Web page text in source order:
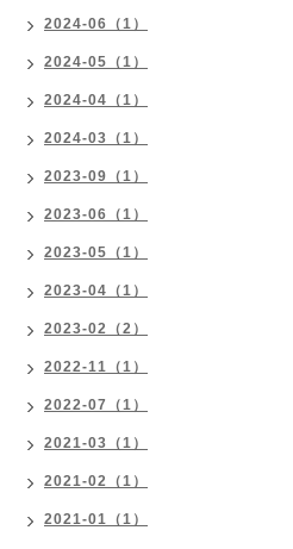
2024-06（1）
2024-05（1）
2024-04（1）
2024-03（1）
2023-09（1）
2023-06（1）
2023-05（1）
2023-04（1）
2023-02（2）
2022-11（1）
2022-07（1）
2021-03（1）
2021-02（1）
2021-01（1）